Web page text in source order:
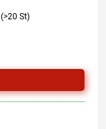
(>20 St)